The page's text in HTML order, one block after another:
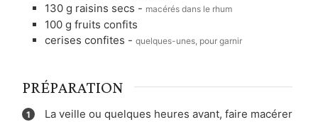
130 g raisins secs - macérés dans le rhum
100 g fruits confits
cerises confites - quelques-unes, pour garnir
PRÉPARATION
La veille ou quelques heures avant, faire macérer